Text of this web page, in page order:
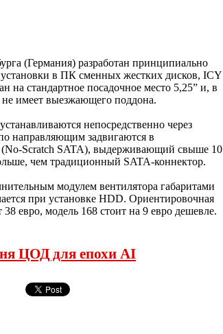
(Германия) разработан принципиально
в ПК сменных жестких дисков, ICY
на стандартное посадочное место 5,25” и, в
имеет выезжающего поддона.
непосредственно через
направляющим задвигаются в
(No-Scratch SATA), выдерживающий свыше 10
чем традиционный SATA-коннектор.
модулем вентилятора габаритами
при установке HDD. Ориентировочная
38 евро, модель 168 стоит на 9 евро дешевле.
ЦОД для епохи AI